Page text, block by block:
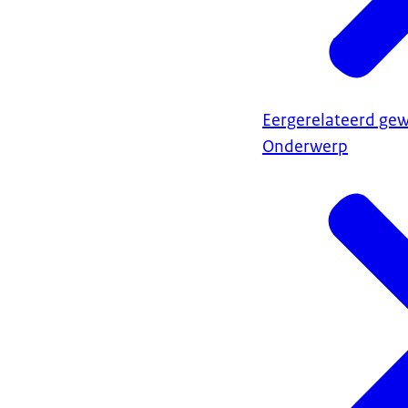
Eergerelateerd
Onderwerp